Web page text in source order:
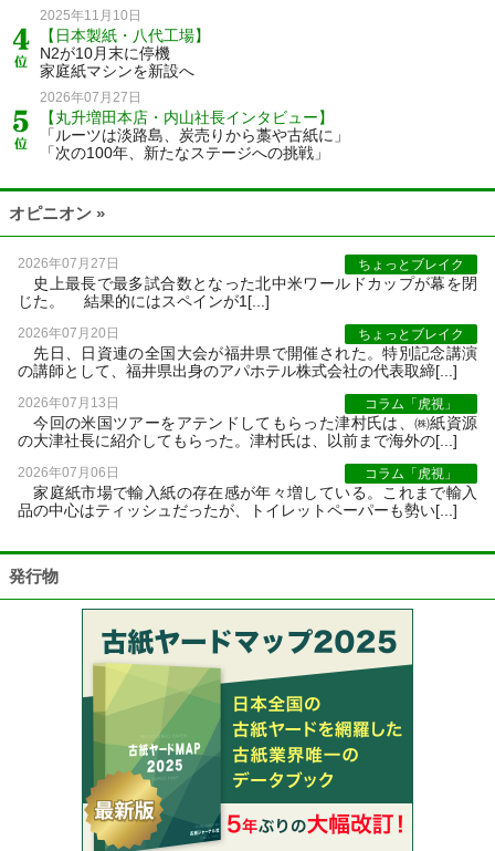
2025年11月10日
【日本製紙・八代工場】
N2が10月末に停機
家庭紙マシンを新設へ
2026年07月27日
【丸升増田本店・内山社長インタビュー】
「ルーツは淡路島、炭売りから藁や古紙に」
「次の100年、新たなステージへの挑戦」
オピニオン »
2026年07月27日 ちょっとブレイク
史上最長で最多試合数となった北中米ワールドカップが幕を閉
じた。 結果的にはスペインが1[...]
2026年07月20日 ちょっとブレイク
先日、日資連の全国大会が福井県で開催された。特別記念講演
の講師として、福井県出身のアパホテル株式会社の代表取締[...]
2026年07月13日 コラム「虎視」
今回の米国ツアーをアテンドしてもらった津村氏は、㈱紙資源
の大津社長に紹介してもらった。津村氏は、以前まで海外の[...]
2026年07月06日 コラム「虎視」
家庭紙市場で輸入紙の存在感が年々増している。これまで輸入
品の中心はティッシュだったが、トイレットペーパーも勢い[...]
発行物